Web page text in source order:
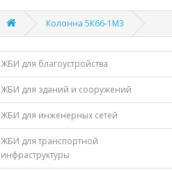
Колонна 5К66-1М3
ЖБИ для благоустройства
ЖБИ для зданий и сооружений
ЖБИ для инженерных сетей
ЖБИ для транспортной
инфраструктуры